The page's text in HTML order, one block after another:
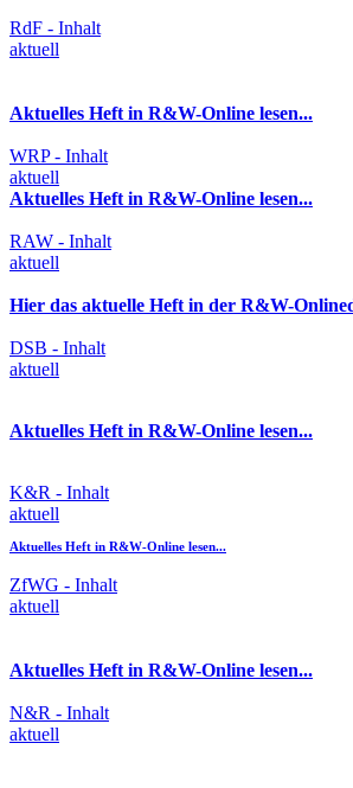
RdF - Inhalt
aktuell
Aktuelles Heft in R&W-Online lesen...
WRP - Inhalt
aktuell
Aktuelles Heft in R&W-Online lesen...
RAW - Inhalt
aktuell
Hier das aktuelle Heft in der R&W-
DSB - Inhalt
aktuell
Aktuelles Heft in R&W-Online lesen...
K&R - Inhalt
aktuell
Aktuelles Heft in R&W-Online lesen...
ZfWG - Inhalt
aktuell
Aktuelles Heft in R&W-Online lesen...
N&R - Inhalt
aktuell